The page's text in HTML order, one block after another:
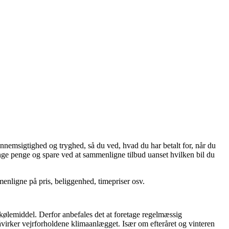
og tryghed, så du ved, hvad du har betalt for, når du
penge og spare ved at sammenligne tilbud uanset hvilken bil du
på pris, beliggenhed, timepriser osv.
Derfor anbefales det at foretage regelmæssig
vejrforholdene klimaanlægget. Især om efteråret og vinteren